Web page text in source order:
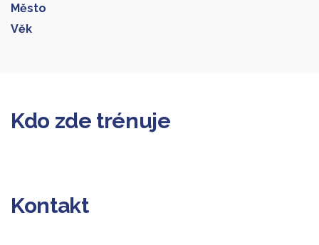
Město
Věk
Kdo zde trénuje
Kontakt